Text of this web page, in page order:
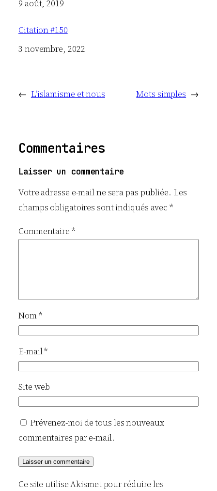
Date
9 août, 2019
Citation #150
Date
3 novembre, 2022
← L’islamisme et nous Mots simples →
Commentaires
Laisser un commentaire
Votre adresse e-mail ne sera pas publiée. Les
champs obligatoires sont indiqués avec*
Commentaire *
Nom*
E-mail*
Site web
Prévenez-moi de tous les nouveaux
commentaires par e-mail.
Ce site utilise Akismet pour réduire les